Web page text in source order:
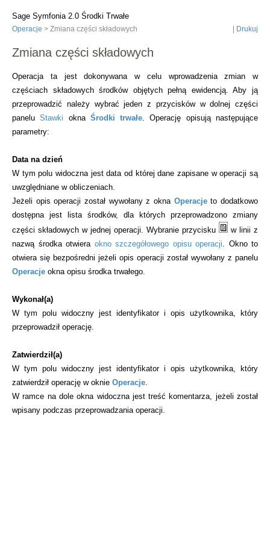
Sage Symfonia 2.0 Środki Trwałe
Operacje > Zmiana części składowych Drukuj
Zmiana części składowych
Operacja ta jest dokonywana w celu wprowadzenia zmian w
częściach składowych środków objętych pełną ewidencją. Aby ją
przeprowadzić należy wybrać jeden z przycisków w dolnej części
paneluStawki okna Środki trwałe. Operację opisują następujące
parametry:
Data na dzień
W tym polu widoczna jest data od której dane zapisane w operacji są
uwzględniane w obliczeniach.
Jeżeli opis operacji został wywołany z okna Operacjeto dodatkowo
dostępna jest lista środków, dla których przeprowadzono zmiany
części składowych w jednej operacji. Wybranie przycisku
w linii z
nazwą środka otwiera okno szczegółowego opisu operacji. Okno to
otwiera się bezpośredni jeżeli opis operacji został wywołany z panelu
Operacje okna opisu środka trwałego.
Wykonał(a)
W tym polu widoczny jest identyfikator i opis użytkownika, który
przeprowadził operację.
Zatwierdził(a)
W tym polu widoczny jest identyfikator i opis użytkownika, który
zatwierdził operację w oknie Operacje.
W ramce na dole okna widoczna jest treść komentarza, jeżeli został
wpisany podczas przeprowadzania operacji.